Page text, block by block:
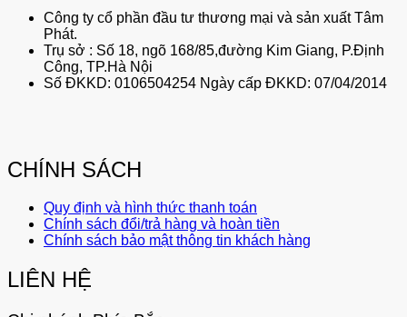
Công ty cổ phần đầu tư thương mại và sản xuất Tâm
Phát.
Trụ sở : Số 18, ngõ 168/85,đường Kim Giang, P.Định
Công, TP.Hà Nội
Số ĐKKD: 0106504254 Ngày cấp ĐKKD: 07/04/2014
CHÍNH SÁCH
Quy định và hình thức thanh toán
Chính sách đổi/trả hàng và hoàn tiền
Chính sách bảo mật thông tin khách hàng
LIÊN HỆ